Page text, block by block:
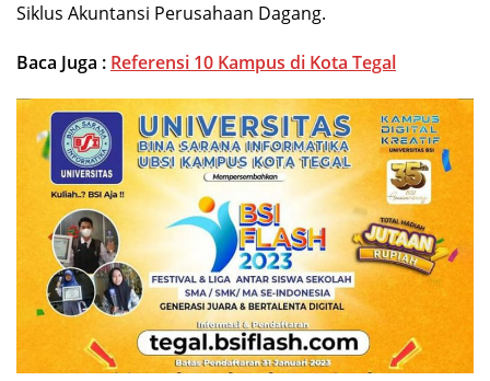
Siklus Akuntansi Perusahaan Dagang.
Baca Juga : Referensi 10 Kampus di Kota Tegal